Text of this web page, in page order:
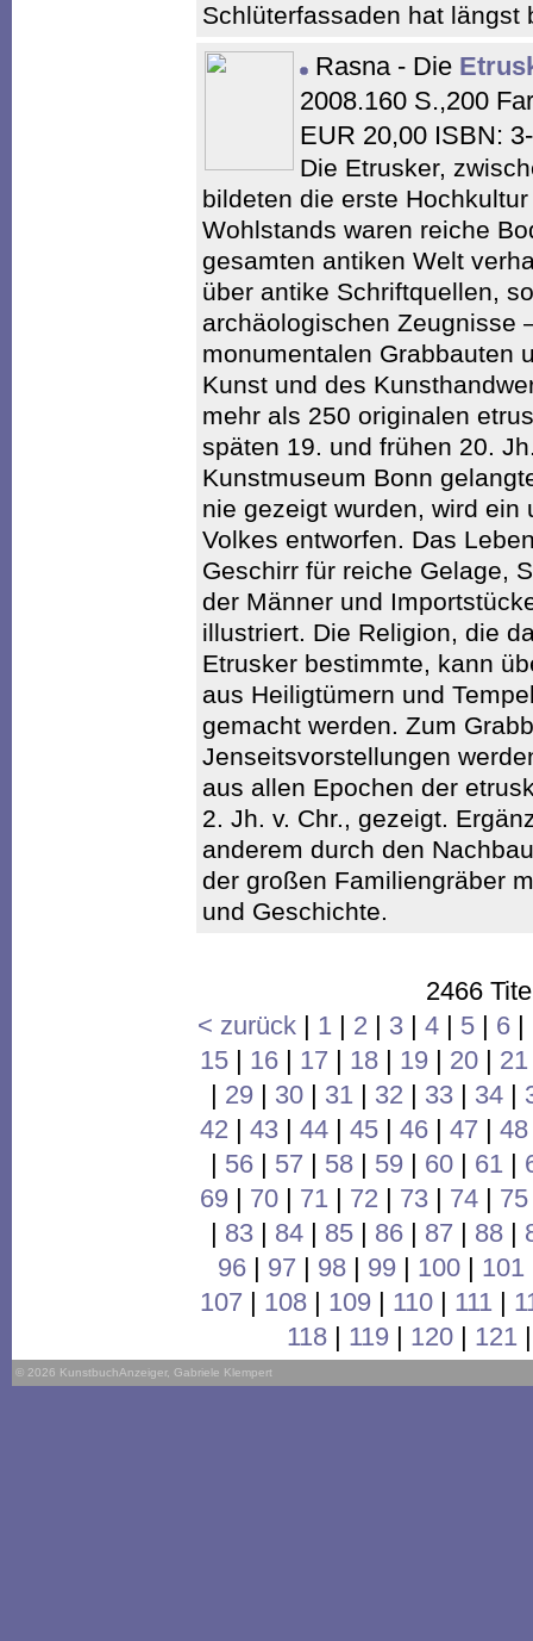
Schlüterfassaden hat längst
Rasna - Die
2008.160 S.,200
EUR 20,00 ISBN:
Die Etrusker,
bildeten die erste
Wohlstands waren reiche
gesamten antiken Welt
über antike Schriftquellen,
archäologischen Zeugnisse
monumentalen Grabbauten
Kunst und des
mehr als 250 originalen
späten 19. und frühen 20.
Kunstmuseum Bonn
nie gezeigt wurden, wird
Volkes entworfen. Das
Geschirr für reiche Gelage,
der Männer und
illustriert. Die Religion, die
Etrusker bestimmte, kann
aus Heiligtümern und
gemacht werden. Zum
Jenseitsvorstellungen
aus allen Epochen der
2. Jh. v. Chr., gezeigt.
anderem durch den
der großen Familiengräber
und Geschichte.
2466
< zurück | 1 | 2 | 3 | 4 | 5 | 6 |
15| 16| 17 | 18| 19| 20| 21
| 29| 30| 31| 32 | 33| 34|
42 | 43| 44| 45| 46| 47 | 48
| 56| 57 | 58| 59| 60| 61|
69| 70| 71| 72 | 73| 74| 75
| 83| 84| 85| 86| 87 | 88|
96| 97 | 98| 99| 100| 101
107 | 108| 109| 110| 111|
118 | 119 | 120 | 121
© 2026 KunstbuchAnzeiger, Gabriele Klempert